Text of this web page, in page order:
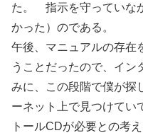
た。 指示を守っていな
かった）のである。
午後、マニュアルの存在
うことだったので、イ
みに、この段階で僕が探
ーネット上で見つけてい
トールCDが必要との考